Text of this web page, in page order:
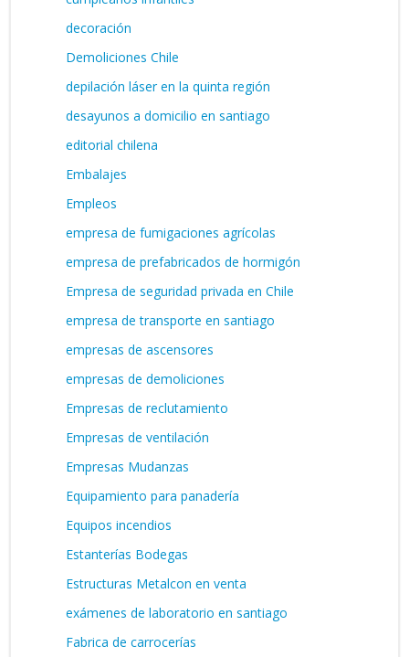
decoración
Demoliciones Chile
depilación láser en la quinta región
desayunos a domicilio en santiago
editorial chilena
Embalajes
Empleos
empresa de fumigaciones agrícolas
empresa de prefabricados de hormigón
Empresa de seguridad privada en Chile
empresa de transporte en santiago
empresas de ascensores
empresas de demoliciones
Empresas de reclutamiento
Empresas de ventilación
Empresas Mudanzas
Equipamiento para panadería
Equipos incendios
Estanterías Bodegas
Estructuras Metalcon en venta
exámenes de laboratorio en santiago
Fabrica de carrocerías